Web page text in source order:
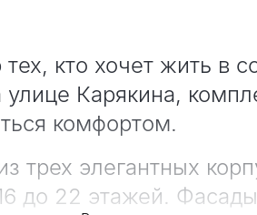
кто хочет жить в
Карякина,
комфортом.
трех элегантных
до 22 этажей.